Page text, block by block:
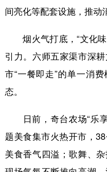
间亮化等配套设施，推动
烟火气打底，“文化味
引力。六师五家渠市深
市“一餐即走”的单一消
态。
日前，奇台农场“乐享
题美食集市火热开市，
美食香气四溢；歌舞、